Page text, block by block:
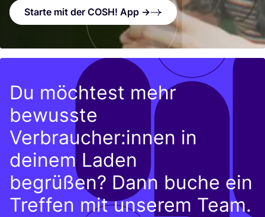
Starte mit der COSH! App →
Du möchtest mehr
bewusste
Verbraucher:innen in
deinem Laden
begrüßen? Dann buche ein
Treffen mit unserem Team.